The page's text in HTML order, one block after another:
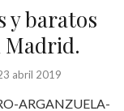
y baratos
Madrid.
abril 2019